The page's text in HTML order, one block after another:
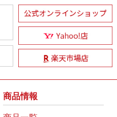
商品情報